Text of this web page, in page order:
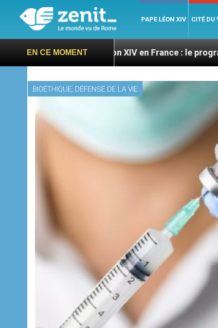
PAPE LÉON XIV CITÉ DU
EN CE MOMENT
Léon XIV en France : le programme détaillé
BIOÉTHIQUE, DÉFENSE DE LA VIE